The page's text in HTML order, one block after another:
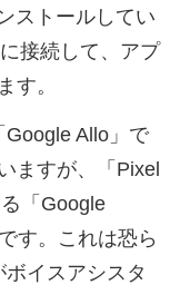
ストールしてい
接続して、アプ
す。
Google Allo」で
ますが、「Pixel
「Google
す。これは恐ら
イスアシスタ